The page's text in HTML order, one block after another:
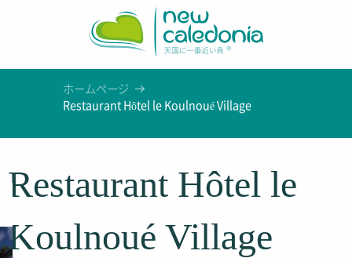
ホームページ
Restaurant Hôtel le Koulnoué Village
Restaurant Hôtel le
Koulnoué Village